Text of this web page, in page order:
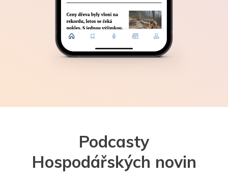
Podcasty
Hospodářských novin